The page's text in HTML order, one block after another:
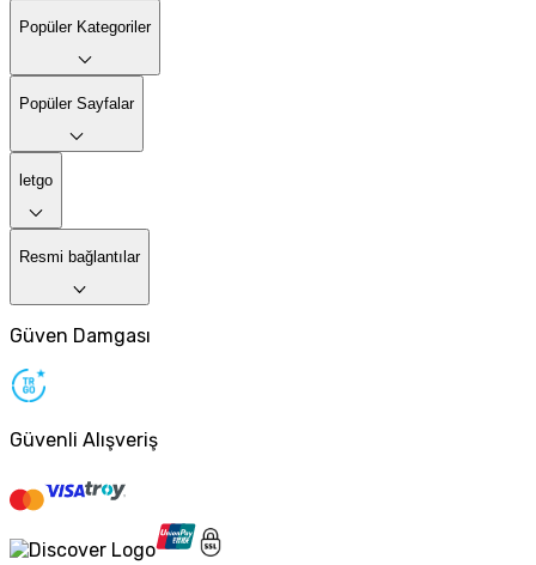
Popüler Kategoriler
Popüler Sayfalar
letgo
Resmi bağlantılar
Güven Damgası
Güvenli Alışveriş